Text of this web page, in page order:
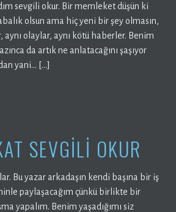
sevgili okur. Bir memleket düşün ki
olsun ama hiç yeni bir şey olmasın,
aynı olaylar, aynı kötü haberler. Benim
da artık ne anlatacağını şaşıyor
yani… […]
SEVGİLİ OKUR
Bu yazar arkadaşın kendi başına bir iş
paylaşacağım çünkü birlikte bir
yapalım. Benim yaşadığımı siz